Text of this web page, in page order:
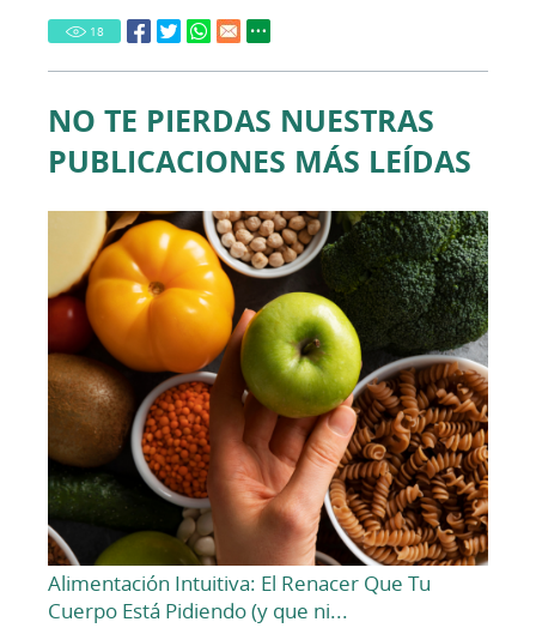
18
NO TE PIERDAS NUESTRAS
PUBLICACIONES MÁS LEÍDAS
Alimentación Intuitiva: El Renacer Que Tu
Cuerpo Está Pidiendo (y que ni...